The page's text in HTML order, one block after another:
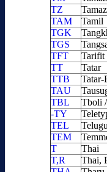
TZ
TAM
Tamil
TGK
TGS
TFT
Tarifit
TT
Tatar
TTB
Tatar-
TAU
TBL
Tboli
-TY
TEL
Telugu
TEM
T
Thai
T,R
Thai,